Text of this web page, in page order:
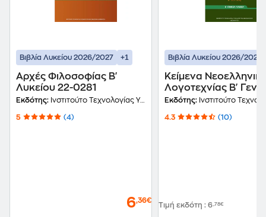
Βιβλία Λυκείου 2026/2027 +1
Αρχές Φιλοσοφίας Β'
Λυκείου 22-0281
Εκδότης: Ινστιτούτο Τεχνολογίας Υπολογιστών και Εκδόσεων Διόφαντος
5 (4)
6,36€
Βιβλία Λυκείου 2026/2027
Κείμενα
Λογοτεχνίας Β'
Λυκείου Τεύχος Β
Εκδότης: Ινστιτούτο Τεχνολογίας Υπολογιστών και
4.3 (10)
Τιμή εκδότη : 6,78€